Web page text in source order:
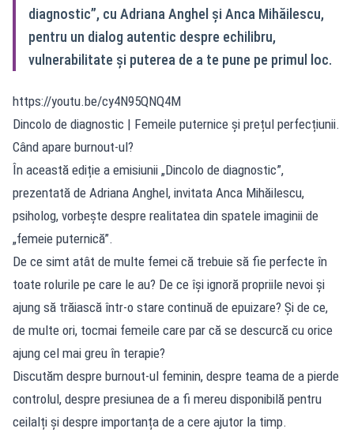
diagnostic”, cu Adriana Anghel și Anca Mihăilescu,
pentru un dialog autentic despre echilibru,
vulnerabilitate și puterea de a te pune pe primul loc.
https://youtu.be/cy4N95QNQ4M
Dincolo de diagnostic | Femeile puternice și prețul perfecțiunii.
Când apare burnout-ul?
În această ediție a emisiunii „Dincolo de diagnostic”,
prezentată de Adriana Anghel, invitata Anca Mihăilescu,
psiholog, vorbește despre realitatea din spatele imaginii de
„femeie puternică”.
De ce simt atât de multe femei că trebuie să fie perfecte în
toate rolurile pe care le au? De ce își ignoră propriile nevoi și
ajung să trăiască într-o stare continuă de epuizare? Și de ce,
de multe ori, tocmai femeile care par că se descurcă cu orice
ajung cel mai greu în terapie?
Discutăm despre burnout-ul feminin, despre teama de a pierde
controlul, despre presiunea de a fi mereu disponibilă pentru
ceilalți și despre importanța de a cere ajutor la timp.